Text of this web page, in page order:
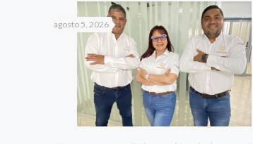
agosto 5, 2026